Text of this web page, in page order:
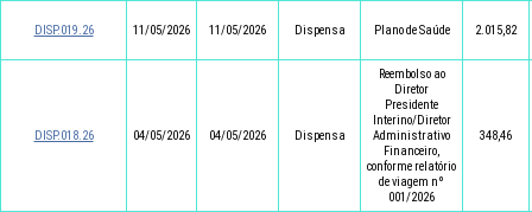
DISP.019.26 11/05/2026 11/05/2026 Dispensa Plano de Saúde 2.015,82
DISP.018.26 04/05/2026 04/05/2026 Dispensa
Reembolso ao
Diretor
Presidente
Interino/Diretor
Administrativo
Financeiro,
conforme relatório
de viagem nº
001/2026
348,46